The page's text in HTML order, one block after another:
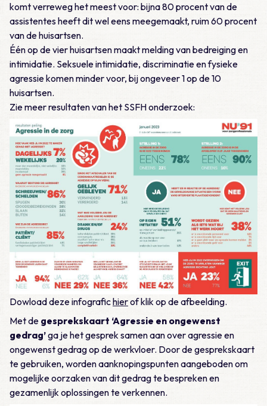
komt verreweg het meest voor: bijna 80 procent van de
assistentes heeft dit wel eens meegemaakt, ruim 60 procent
van de huisartsen.
Één op de vier huisartsen maakt melding van bedreiging en
intimidatie. Seksuele intimidatie, discriminatie en fysieke
agressie komen minder voor, bij ongeveer 1 op de 10
huisartsen.
Zie meer resultaten van het SSFH onderzoek:
Dowload deze infografichierof klik op de afbeelding.
Met de gesprekskaart ‘Agressie en ongewenst
gedrag’ga je het gesprek samen aan over agressie en
ongewenst gedrag op de werkvloer. Door de gesprekskaart
te gebruiken, worden aanknopingspunten aangeboden om
mogelijke oorzaken van dit gedrag te bespreken en
gezamenlijk oplossingen te verkennen.